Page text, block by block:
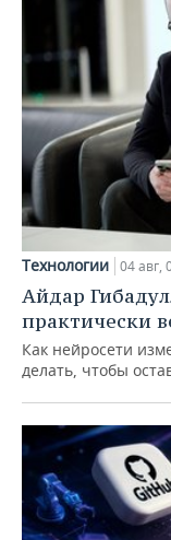
Технологии 04 авг,
Айдар
практически
Как нейросети
делать, чтобы